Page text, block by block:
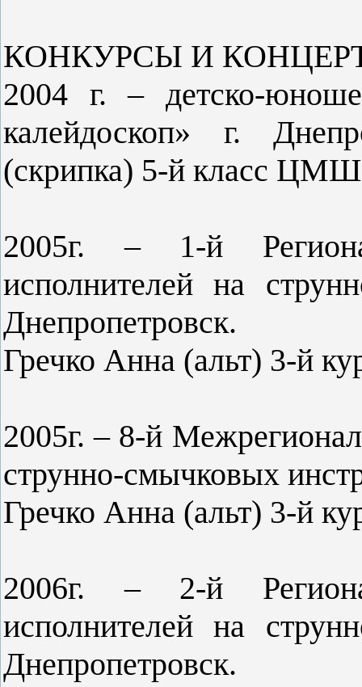
КОНКУРСЫ И
2004 г. – детско-
калейдоскоп» г.
(скрипка) 5-й класс
2005г. – 1-й
исполнителей на
Днепропетровск.
Гречко Анна (альт) 3-й
2005г. – 8-й
струнно-смычковых
Гречко Анна (альт) 3-й
2006г. – 2-й
исполнителей на
Днепропетровск.